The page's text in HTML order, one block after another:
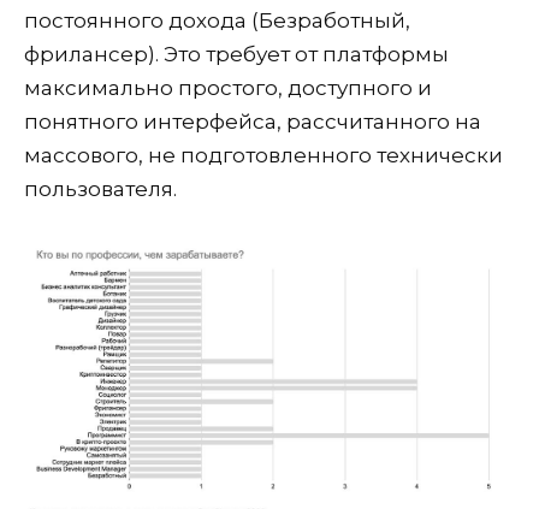
постоянного дохода (Безработный,
фрилансер). Это требует от платформы
максимально простого, доступного и
понятного интерфейса, рассчитанного на
массового, не подготовленного технически
пользователя.